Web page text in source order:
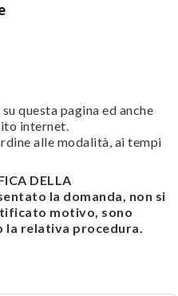
questa pagina ed anche
internet.
alle modalità, ai tempi
DELLA
la domanda, non si
motivo, sono
la relativa procedura.